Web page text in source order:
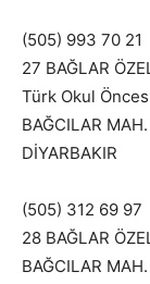
(505) 993 70 21
27 BAĞLAR
Türk Okul
BAĞCILAR
DİYARBAKIR
(505) 312 69 97
28 BAĞLAR
BAĞCILAR